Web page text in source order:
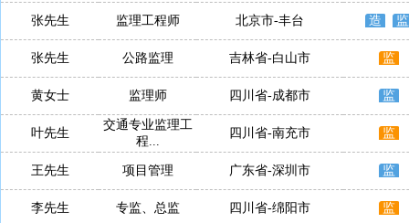
张先生 监理工程师 北京市-丰台 造 监
张先生 公路监理 吉林省-白山市 监
黄女士 监理师 四川省-成都市 监
叶先生
交通专业监理工
程...
四川省-南充市 监
王先生 项目管理 广东省-深圳市 监
李先生 专监、总监 四川省-绵阳市 监